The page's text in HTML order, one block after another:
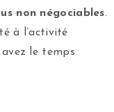
non négociables.
à l’activité
le temps